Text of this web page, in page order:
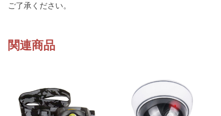
ご了承ください。
関連商品